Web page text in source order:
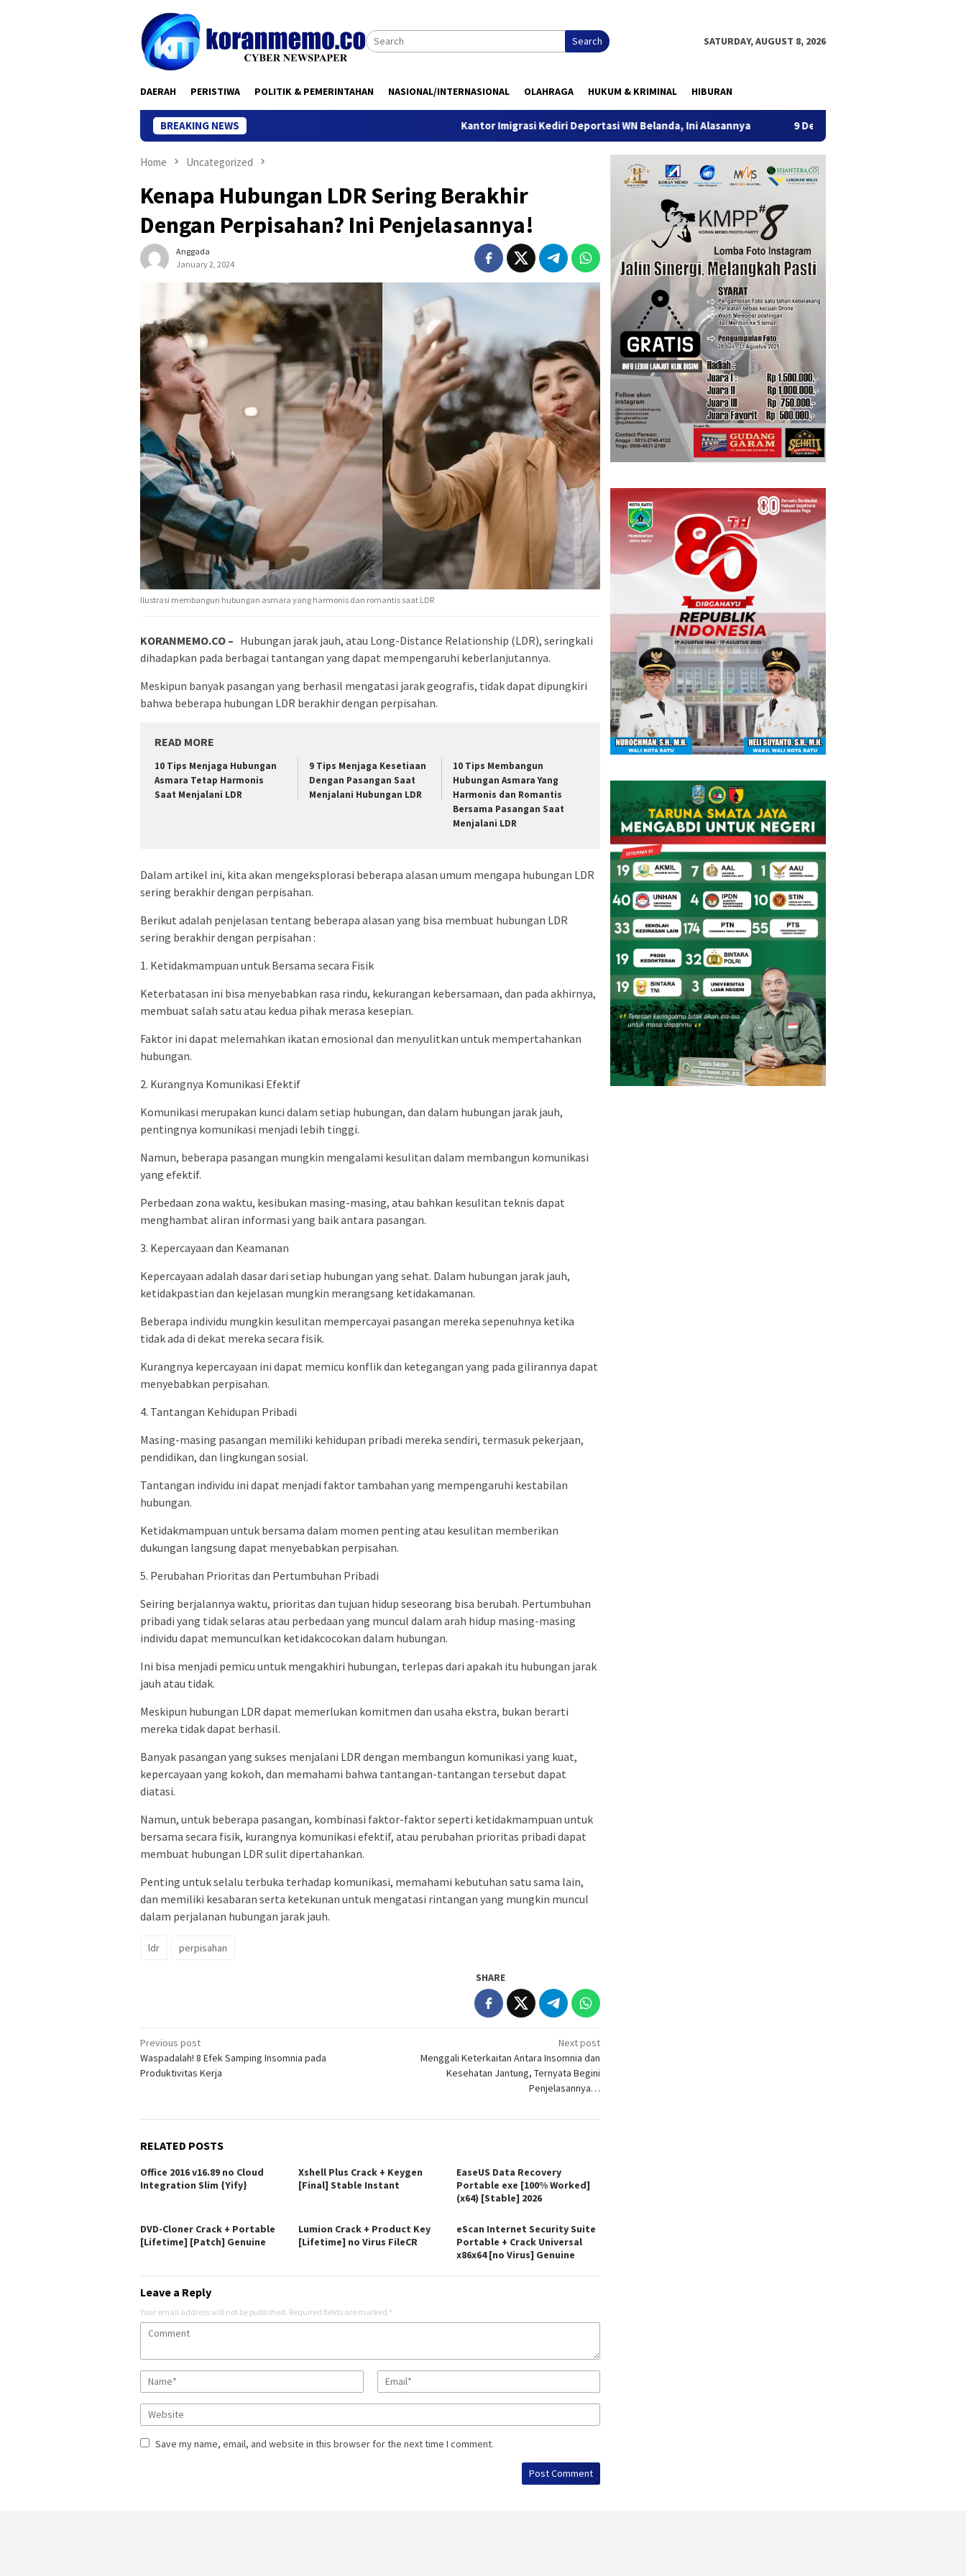
Search SATURDAY, AUGUST 8, 2026
DAERAH PERISTIWA POLITIK & PEMERINTAHAN NASIONAL/INTERNASIONAL OLAHRAGA HUKUM & KRIMINAL HIBURAN
BREAKING NEWS Kantor Imigrasi Kediri Deportasi WN Belanda, Ini Alasannya 9 Desa di 6 Kecamatan Tulungagung Alami
Home Uncategorized
Kenapa Hubungan LDR Sering Berakhir
Dengan Perpisahan? Ini Penjelasannya!
Anggada
January 2, 2024
Ilustrasi membangun hubungan asmara yang harmonis dan romantis saat LDR
KORANMEMO.CO – Hubungan jarak jauh, atau Long-Distance Relationship (LDR), seringkali
dihadapkan pada berbagai tantangan yang dapat mempengaruhi keberlanjutannya.
Meskipun banyak pasangan yang berhasil mengatasi jarak geografis, tidak dapat dipungkiri
bahwa beberapa hubungan LDR berakhir dengan perpisahan.
READ MORE
10 Tips Menjaga Hubungan
Asmara Tetap Harmonis
Saat Menjalani LDR
9 Tips Menjaga Kesetiaan
Dengan Pasangan Saat
Menjalani Hubungan LDR
10 Tips Membangun
Hubungan Asmara Yang
Harmonis dan Romantis
Bersama Pasangan Saat
Menjalani LDR
Dalam artikel ini, kita akan mengeksplorasi beberapa alasan umum mengapa hubungan LDR
sering berakhir dengan perpisahan.
Berikut adalah penjelasan tentang beberapa alasan yang bisa membuat hubungan LDR
sering berakhir dengan perpisahan :
1. Ketidakmampuan untuk Bersama secara Fisik
Keterbatasan ini bisa menyebabkan rasa rindu, kekurangan kebersamaan, dan pada akhirnya,
membuat salah satu atau kedua pihak merasa kesepian.
Faktor ini dapat melemahkan ikatan emosional dan menyulitkan untuk mempertahankan
hubungan.
2. Kurangnya Komunikasi Efektif
Komunikasi merupakan kunci dalam setiap hubungan, dan dalam hubungan jarak jauh,
pentingnya komunikasi menjadi lebih tinggi.
Namun, beberapa pasangan mungkin mengalami kesulitan dalam membangun komunikasi
yang efektif.
Perbedaan zona waktu, kesibukan masing-masing, atau bahkan kesulitan teknis dapat
menghambat aliran informasi yang baik antara pasangan.
3. Kepercayaan dan Keamanan
Kepercayaan adalah dasar dari setiap hubungan yang sehat. Dalam hubungan jarak jauh,
ketidakpastian dan kejelasan mungkin merangsang ketidakamanan.
Beberapa individu mungkin kesulitan mempercayai pasangan mereka sepenuhnya ketika
tidak ada di dekat mereka secara fisik.
Kurangnya kepercayaan ini dapat memicu konflik dan ketegangan yang pada gilirannya dapat
menyebabkan perpisahan.
4. Tantangan Kehidupan Pribadi
Masing-masing pasangan memiliki kehidupan pribadi mereka sendiri, termasuk pekerjaan,
pendidikan, dan lingkungan sosial.
Tantangan individu ini dapat menjadi faktor tambahan yang mempengaruhi kestabilan
hubungan.
Ketidakmampuan untuk bersama dalam momen penting atau kesulitan memberikan
dukungan langsung dapat menyebabkan perpisahan.
5. Perubahan Prioritas dan Pertumbuhan Pribadi
Seiring berjalannya waktu, prioritas dan tujuan hidup seseorang bisa berubah. Pertumbuhan
pribadi yang tidak selaras atau perbedaan yang muncul dalam arah hidup masing-masing
individu dapat memunculkan ketidakcocokan dalam hubungan.
Ini bisa menjadi pemicu untuk mengakhiri hubungan, terlepas dari apakah itu hubungan jarak
jauh atau tidak.
Meskipun hubungan LDR dapat memerlukan komitmen dan usaha ekstra, bukan berarti
mereka tidak dapat berhasil.
Banyak pasangan yang sukses menjalani LDR dengan membangun komunikasi yang kuat,
kepercayaan yang kokoh, dan memahami bahwa tantangan-tantangan tersebut dapat
diatasi.
Namun, untuk beberapa pasangan, kombinasi faktor-faktor seperti ketidakmampuan untuk
bersama secara fisik, kurangnya komunikasi efektif, atau perubahan prioritas pribadi dapat
membuat hubungan LDR sulit dipertahankan.
Penting untuk selalu terbuka terhadap komunikasi, memahami kebutuhan satu sama lain,
dan memiliki kesabaran serta ketekunan untuk mengatasi rintangan yang mungkin muncul
dalam perjalanan hubungan jarak jauh.
ldr perpisahan
SHARE
Post
navigation
Previous post
Waspadalah! 8 Efek Samping Insomnia pada
Produktivitas Kerja
Next post
Menggali Keterkaitan Antara Insomnia dan
Kesehatan Jantung, Ternyata Begini
Penjelasannya…
RELATED POSTS
Office 2016 v16.89 no Cloud
Integration Slim {Yify}
Xshell Plus Crack + Keygen
[Final] Stable Instant
EaseUS Data Recovery
Portable exe [100% Worked]
(x64) [Stable] 2026
DVD-Cloner Crack + Portable
[Lifetime] [Patch] Genuine
Lumion Crack + Product Key
[Lifetime] no Virus FileCR
eScan Internet Security Suite
Portable + Crack Universal
x86x64 [no Virus] Genuine
Leave a Reply
Your email address will not be published. Required fields are marked *
Save my name, email, and website in this browser for the next time I comment.